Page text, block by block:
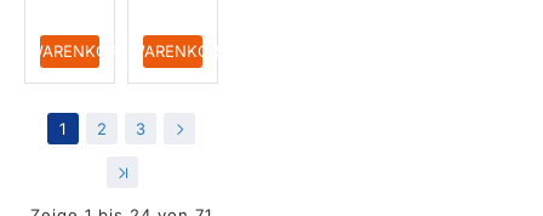
+ WARENKORB+ WARENKORB
1 2 3 >
>|